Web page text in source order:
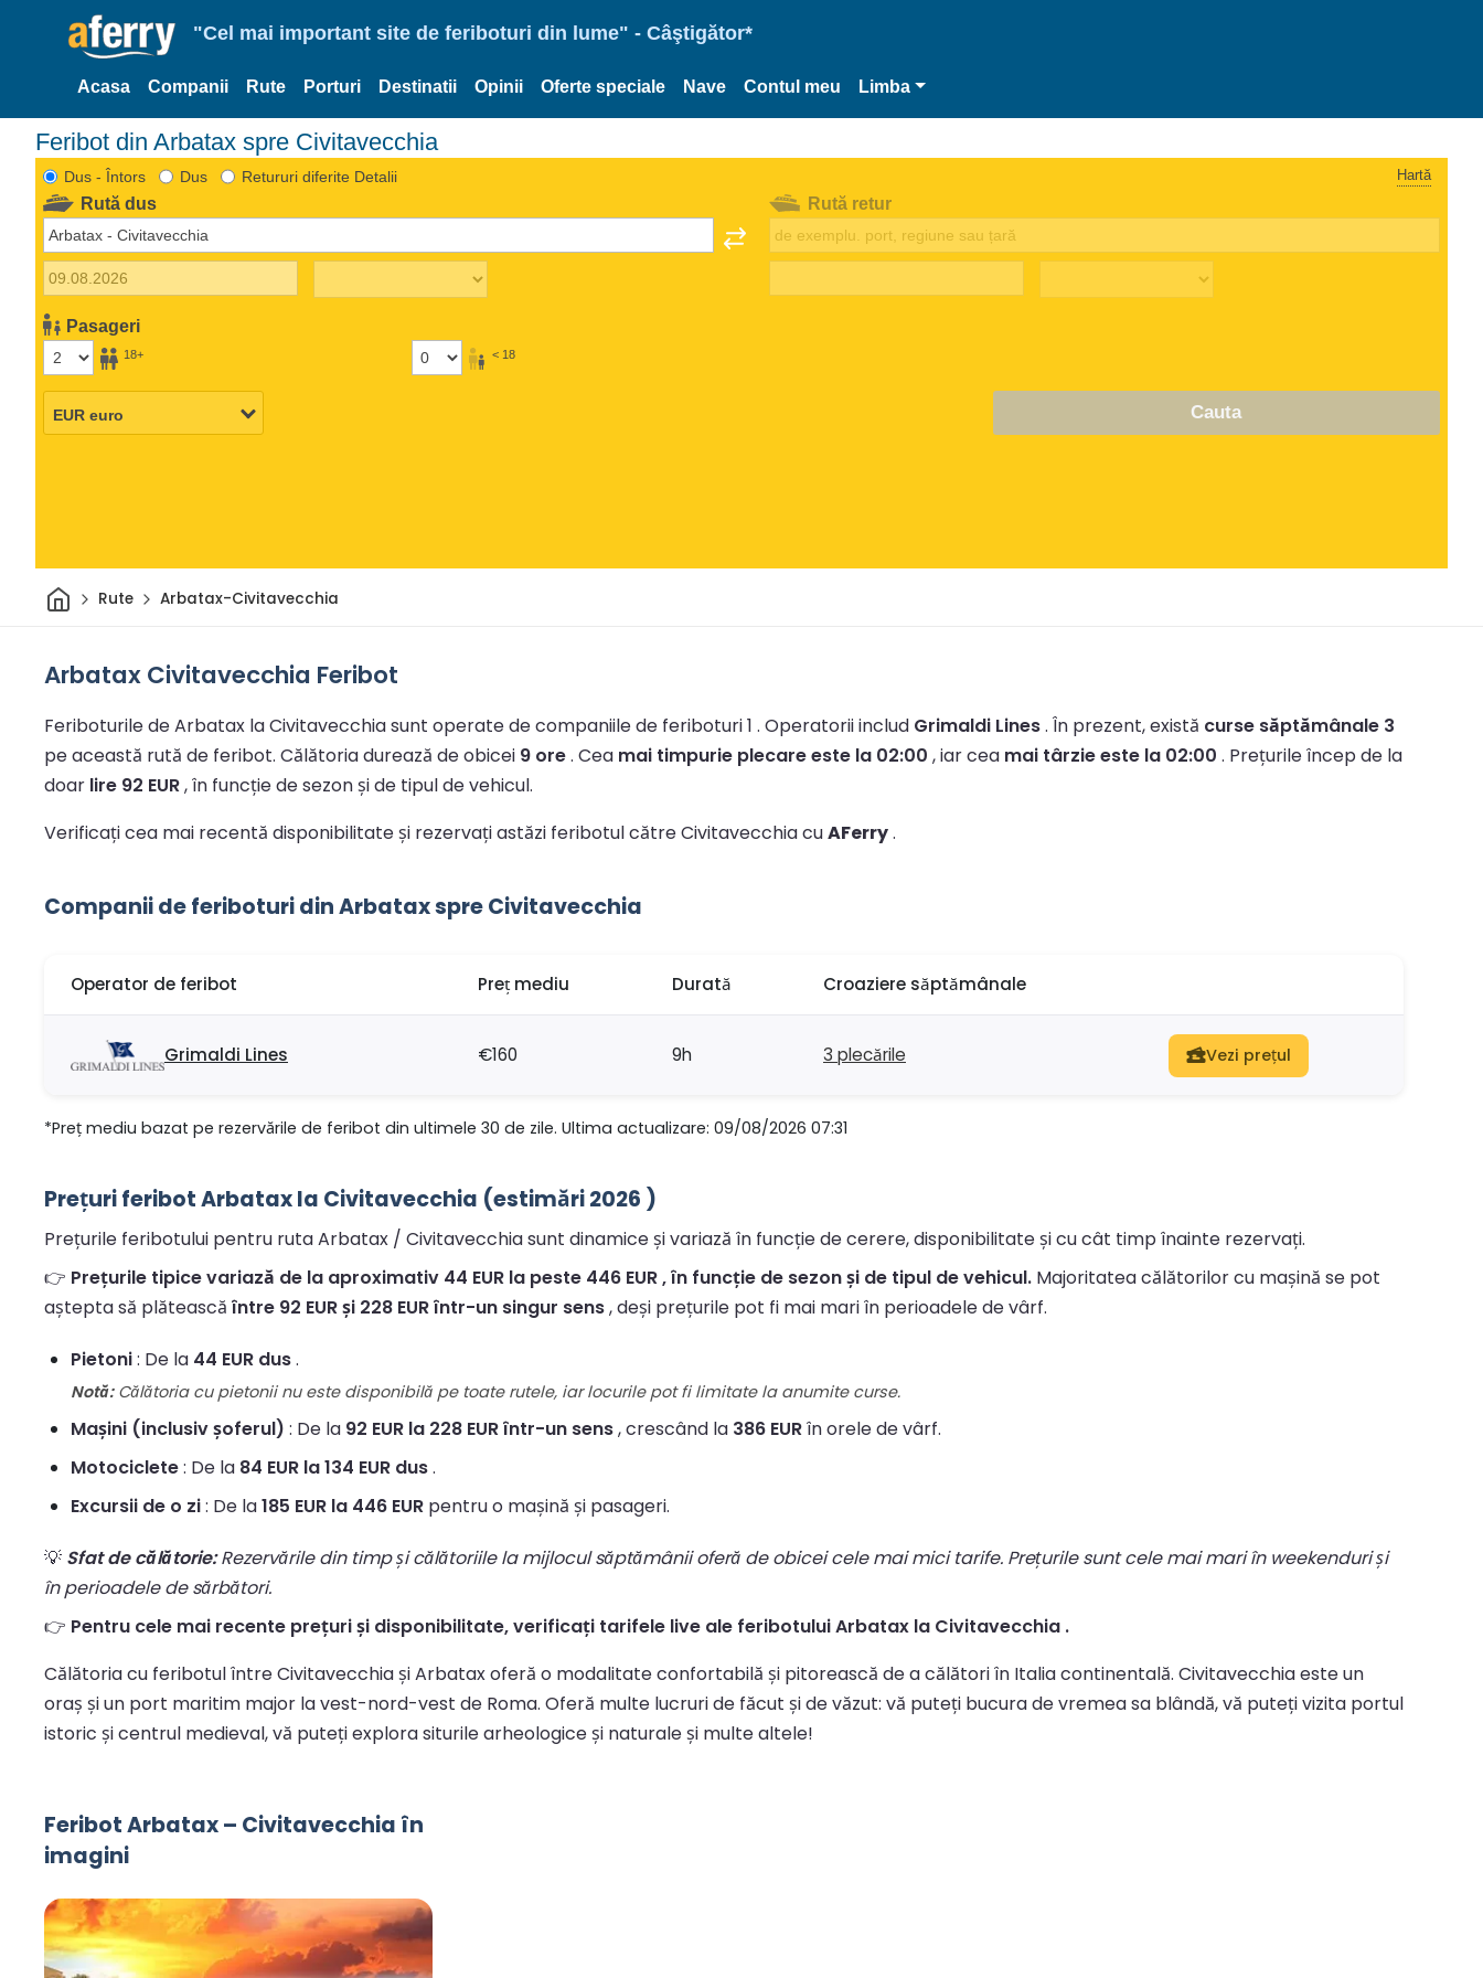
"Cel mai important site de feriboturi din lume" - Câştigător*
Acasa Companii Rute Porturi Destinatii Opinii Oferte speciale Nave Contul meu Limba
Feribot din Arbatax spre Civitavecchia
Dus - Întors Dus Retururi diferite Detalii Hartă
Rută dus
Pasageri
18+ < 18
Rută retur
Cauta
AcasăRute Arbatax-Civitavecchia
Arbatax Civitavecchia Feribot
Feriboturile de Arbatax la Civitavecchia sunt operate de companiile de feriboturi 1 . Operatorii includ Grimaldi Lines. În prezent, există curse săptămânale 3
pe această rută de feribot. Călătoria durează de obicei 9 ore. Cea mai timpurie plecare este la 02:00 , iar cea mai târzie este la 02:00 . Prețurile încep de la
doar lire 92 EUR, în funcție de sezon și de tipul de vehicul.
Verificați cea mai recentă disponibilitate și rezervați astăzi feribotul către Civitavecchia cuAFerry.
Companii de feriboturi din Arbatax spre Civitavecchia
Operator de feribot Preț mediu Durată Croaziere săptămânale
Grimaldi Lines €160 9h 3 plecările Vezi prețul
*Preț mediu bazat pe rezervările de feribot din ultimele 30 de zile. Ultima actualizare: 09/08/2026 07:31
Prețuri feribot Arbatax la Civitavecchia (estimări 2026 )
Prețurile feribotului pentru ruta Arbatax / Civitavecchia sunt dinamice și variază în funcție de cerere, disponibilitate și cu cât timp înainte rezervați.
👉 Prețurile tipice variază de la aproximativ 44 EUR la peste 446 EUR , în funcție de sezon și de tipul de vehicul. Majoritatea călătorilor cu mașină se pot
aștepta să plătească între 92 EUR și 228 EUR într-un singur sens, deși prețurile pot fi mai mari în perioadele de vârf.
Pietoni: De la 44 EUR dus.
Notă:Călătoria cu pietonii nu este disponibilă pe toate rutele, iar locurile pot fi limitate la anumite curse.
Mașini (inclusiv șoferul) : De la 92 EUR la 228 EUR într-un sens, crescând la 386 EURîn orele de vârf.
Motociclete: De la 84 EUR la 134 EUR dus.
Excursii de o zi: De la185 EUR la 446 EUR pentru o mașină și pasageri.
💡 Sfat de călătorie:Rezervările din timp și călătoriile la mijlocul săptămânii oferă de obicei cele mai mici tarife. Prețurile sunt cele mai mari în weekenduri și
în perioadele de sărbători.
👉 Pentru cele mai recente prețuri și disponibilitate, verificați tarifele live ale feribotului Arbatax la Civitavecchia .
Călătoria cu feribotul între Civitavecchia și Arbatax oferă o modalitate confortabilă și pitorească de a călători în Italia continentală. Civitavecchia este un
oraș și un port maritim major la vest-nord-vest de Roma. Oferă multe lucruri de făcut și de văzut: vă puteți bucura de vremea sa blândă, vă puteți vizita portul
istoric și centrul medieval, vă puteți explora siturile arheologice și naturale și multe altele!
Feribot Arbatax – Civitavecchia în
imagini